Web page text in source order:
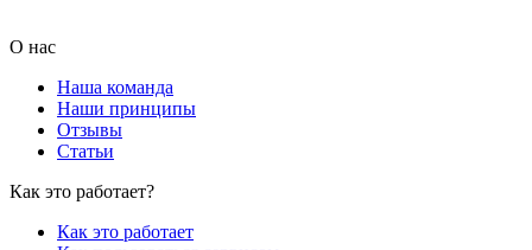
О нас
Наша команда
Наши принципы
Отзывы
Статьи
Как это работает?
Как это работает